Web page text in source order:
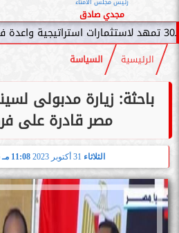
مجدي صادق
الرئيسية السياسة
باحثة: زيارة مدبولى
مصر قادرة على
الثلاثاء 11:08 مـ